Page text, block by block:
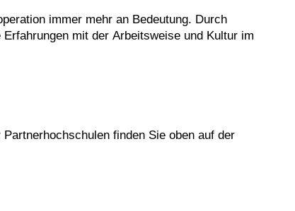
immer mehr an Bedeutung. Durch
mit der Arbeitsweise und Kultur im
finden Sie oben auf der